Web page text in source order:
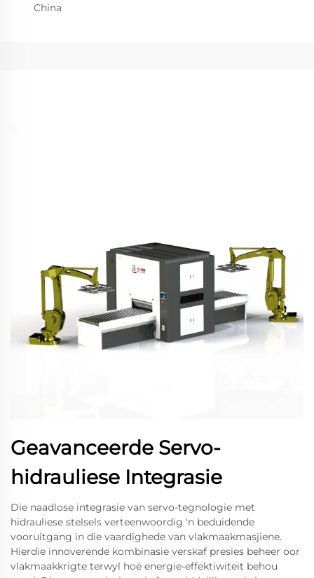
China
Geavanceerde Servo-
hidrauliese Integrasie
Die naadlose integrasie van servo-tegnologie met
hidrauliese stelsels verteenwoordig 'n beduidende
vooruitgang in die vaardighede van vlakmaakmasjiene.
Hierdie innoverende kombinasie verskaf presies beheer oor
vlakmaakkrigte terwyl hoë energie-effektiwiteit behou